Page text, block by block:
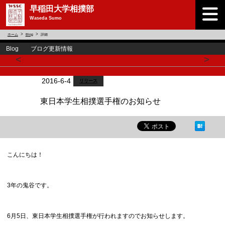
早稲田大学相撲部
Waseda Sumo
ホーム Blog 詳細
Blog ブログ更新情報
< >
2016-6-4 リリース
東日本学生相撲選手権のお知らせ
こんにちは！
3年の鬼谷です。
6月5日、東日本学生相撲選手権が行われますのでお知らせします。